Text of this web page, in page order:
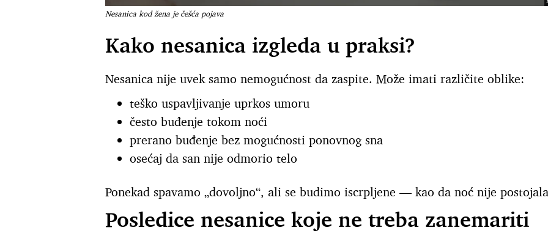
Nesanica kod žena je češća pojava
Kako nesanica izgleda u praksi?
Nesanica nije uvek samo nemogućnost da zaspite. Može imati različite oblike:
teško uspavljivanje uprkos umoru
često buđenje tokom noći
prerano buđenje bez mogućnosti ponovnog sna
osećaj da san nije odmorio telo
Ponekad spavamo „dovoljno“, ali se budimo iscrpljene — kao da noć nije
Posledice nesanice koje ne treba zanemariti